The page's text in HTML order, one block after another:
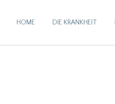
HOME DIE KRANKHEIT